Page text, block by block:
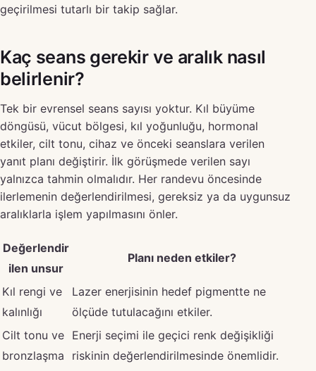
geçirilmesi tutarlı bir takip sağlar.
Kaç seans gerekir ve aralık nasıl
belirlenir?
Tek bir evrensel seans sayısı yoktur. Kıl büyüme
döngüsü, vücut bölgesi, kıl yoğunluğu, hormonal
etkiler, cilt tonu, cihaz ve önceki seanslara verilen
yanıt planı değiştirir. İlk görüşmede verilen sayı
yalnızca tahmin olmalıdır. Her randevu öncesinde
ilerlemenin değerlendirilmesi, gereksiz ya da uygunsuz
aralıklarla işlem yapılmasını önler.
Değerlendir
ilen unsur
Planı neden etkiler?
Kıl rengi ve
kalınlığı
Lazer enerjisinin hedef pigmentte ne
ölçüde tutulacağını etkiler.
Cilt tonu ve
bronzlaşma
Enerji seçimi ile geçici renk değişikliği
riskinin değerlendirilmesinde önemlidir.